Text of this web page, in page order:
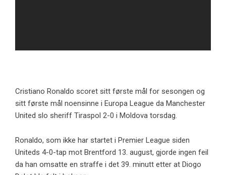
Cristiano Ronaldo scoret sitt første mål for sesongen og
sitt første mål noensinne i Europa League da Manchester
United slo sheriff Tiraspol 2-0 i Moldova torsdag.
Ronaldo, som ikke har startet i Premier League siden
Uniteds 4-0-tap mot Brentford 13. august, gjorde ingen feil
da han omsatte en straffe i det 39. minutt etter at Diogo